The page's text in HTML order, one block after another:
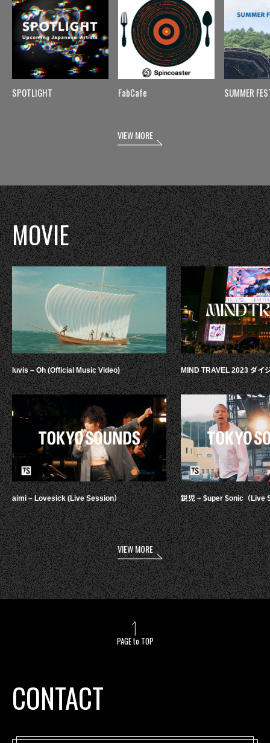
SPOTLIGHT FabCafe SUMMER
VIEW MORE
MOVIE
luvis – Oh (Official Music Video)
aimi – Lovesick (Live Session）
MIND TRAVEL 2023 ダイ
鋭児 – $uper $onic（Live
VIEW MORE
PAGE to TOP
CONTACT